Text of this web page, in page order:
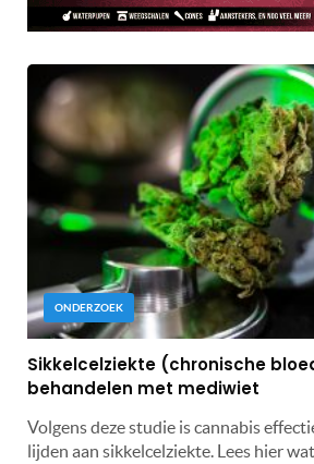
ONDERZOEK
Sikkelcelziekte (chronische
behandelen met mediwiet
Volgens deze studie is cannabis
lijden aan sikkelcelziekte. Lees hier